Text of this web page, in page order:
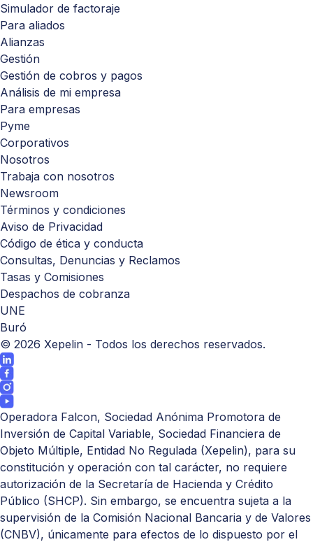
Simulador de factoraje
Para aliados
Alianzas
Gestión
Gestión de cobros y pagos
Análisis de mi empresa
Para empresas
Pyme
Corporativos
Nosotros
Trabaja con nosotros
Newsroom
Términos y condiciones
Aviso de Privacidad
Código de ética y conducta
Consultas, Denuncias y Reclamos
Tasas y Comisiones
Despachos de cobranza
UNE
Buró
© 2026 Xepelin - Todos los derechos reservados.
Operadora Falcon, Sociedad Anónima Promotora de
Inversión de Capital Variable, Sociedad Financiera de
Objeto Múltiple, Entidad No Regulada (Xepelin), para su
constitución y operación con tal carácter, no requiere
autorización de la Secretaría de Hacienda y Crédito
Público (SHCP). Sin embargo, se encuentra sujeta a la
supervisión de la Comisión Nacional Bancaria y de Valores
(CNBV), únicamente para efectos de lo dispuesto por el